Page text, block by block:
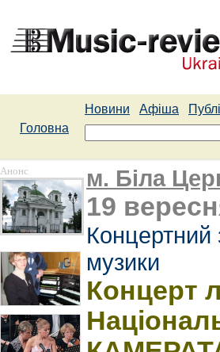
Новини Афіша
Головна
Анонс м. Біла
19
Концертний
музики
Концерт